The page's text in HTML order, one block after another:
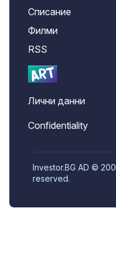
Списание
Филми
RSS
Лични данни
Confidentiality
Investor.BG AD ©
reserved.